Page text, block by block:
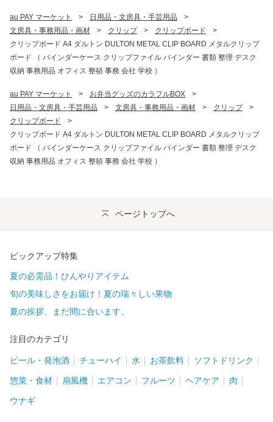
au PAY マーケット > 日用品・文房具・手芸用品
>
文房具・事務用品・画材
> クリップ > クリップボード
>
クリップボード A4 ダルトン DULTON METAL CLIP BOARD メタルクリップ
ボード （ バインダーケース クリップファイル バインダー 書類 整理 デスク
収納 事務用品 オフィス 整頓 事務 会社 学校 ）
au PAY マーケット > お弁当グッズのカラフルBOX
>
日用品・文房具・手芸用品
> 文房具・事務用品・画材 > クリップ
>
クリップボード
>
クリップボード A4 ダルトン DULTON METAL CLIP BOARD メタルクリップ
ボード （ バインダーケース クリップファイル バインダー 書類 整理 デスク
収納 事務用品 オフィス 整頓 事務 会社 学校 ）
ページトップへ
ピックアップ特集
夏の必需品！ひんやりアイテム
旬の美味しさをお届け！夏の瑞々しい果物
夏の挨拶、まだ間に合います。
注目のカテゴリ
ビール・発泡酒 チューハイ 水 お茶飲料 ソフトドリンク
惣菜・食材 扇風機 エアコン フルーツ ヘアケア 肉
ウナギ